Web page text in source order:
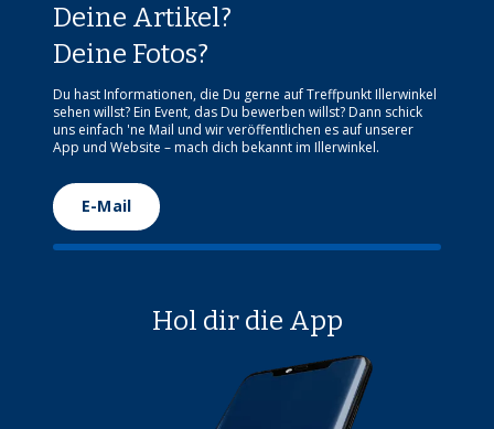
Hol dir die App
Deine Artikel?
Deine Fotos?
Du hast Informationen, die Du gerne auf Treffpunkt Illerwinkel
sehen willst? Ein Event, das Du bewerben willst? Dann schick
uns einfach 'ne Mail und wir veröffentlichen es auf unserer
App und Website – mach dich bekannt im Illerwinkel.
E-Mail